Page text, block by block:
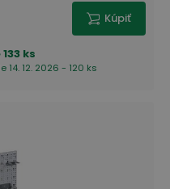
Kúpiť
133 ks
12. 2026 - 120 ks